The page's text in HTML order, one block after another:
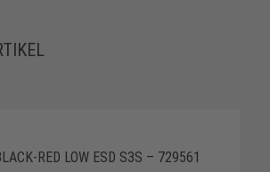
RED LOW ESD S3S – 729561